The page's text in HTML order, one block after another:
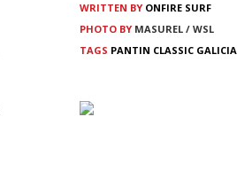
WRITTEN BY ONFIRE SURF
PHOTO BY MASUREL / WSL
TAGS PANTIN CLASSIC